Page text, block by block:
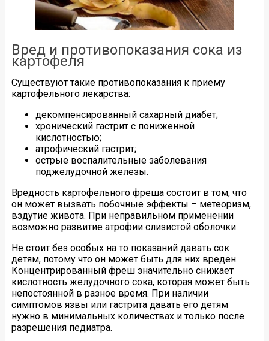
Вред и противопоказания сока из
картофеля
Существуют такие противопоказания к приему
картофельного лекарства:
декомпенсированный сахарный диабет;
хронический гастрит с пониженной
кислотностью;
атрофический гастрит;
острые воспалительные заболевания
поджелудочной железы.
Вредность картофельного фреша состоит в том, что
он может вызвать побочные эффекты – метеоризм,
вздутие живота. При неправильном применении
возможно развитие атрофии слизистой оболочки.
Не стоит без особых на то показаний давать сок
детям, потому что он может быть для них вреден.
Концентрированный фреш значительно снижает
кислотность желудочного сока, которая может быть
непостоянной в разное время. При наличии
симптомов язвы или гастрита давать его детям
нужно в минимальных количествах и только после
разрешения педиатра.